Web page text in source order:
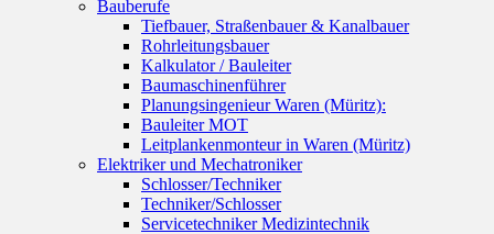
Bauberufe
Tiefbauer, Straßenbauer & Kanalbauer
Rohrleitungsbauer
Kalkulator / Bauleiter
Baumaschinenführer
Planungsingenieur Waren (Müritz):
Bauleiter MOT
Leitplankenmonteur in Waren (Müritz)
Elektriker und Mechatroniker
Schlosser/Techniker
Techniker/Schlosser
Servicetechniker Medizintechnik